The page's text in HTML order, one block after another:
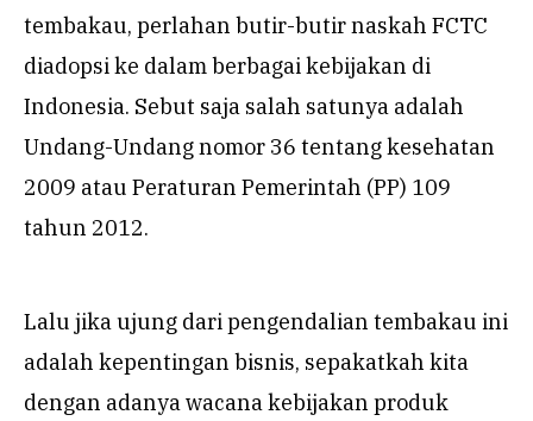
tembakau, perlahan butir-butir naskah FCTC
diadopsi ke dalam berbagai kebijakan di
Indonesia. Sebut saja salah satunya adalah
Undang-Undang nomor 36 tentang kesehatan
2009 atau Peraturan Pemerintah (PP) 109
tahun 2012.
Lalu jika ujung dari pengendalian tembakau ini
adalah kepentingan bisnis, sepakatkah kita
dengan adanya wacana kebijakan produk